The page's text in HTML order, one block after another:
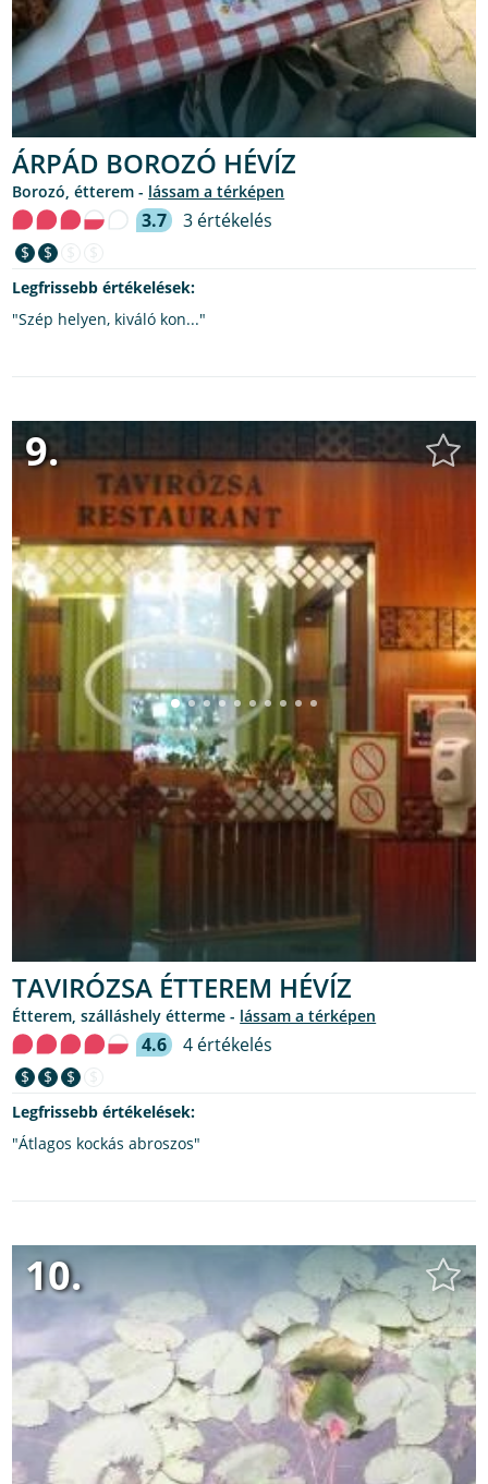
ÁRPÁD BOROZÓ HÉVÍZ
borozó, étterem - lássam a térképen
3.7 3 értékelés
$ $
Legfrissebb értékelések:
"Szép helyen, kiváló kon..."
9.
TAVIRÓZSA ÉTTEREM HÉVÍZ
étterem, szálláshely étterme - lássam a térképen
4.6 4 értékelés
$ $ $
Legfrissebb értékelések:
"Átlagos kockás abroszos"
10.